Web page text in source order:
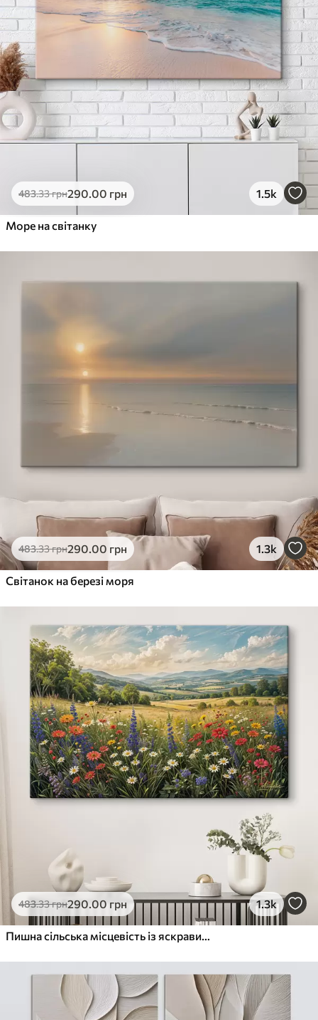
483.33грн290.00 грн 1.5k
Море на світанку
483.33грн290.00 грн 1.3k
Світанок на березі моря
483.33грн290.00 грн 1.3k
Пишна сільська місцевість із яскравим лугом диких квітів, наповненим різнокольоровими квітами під хмарним небом